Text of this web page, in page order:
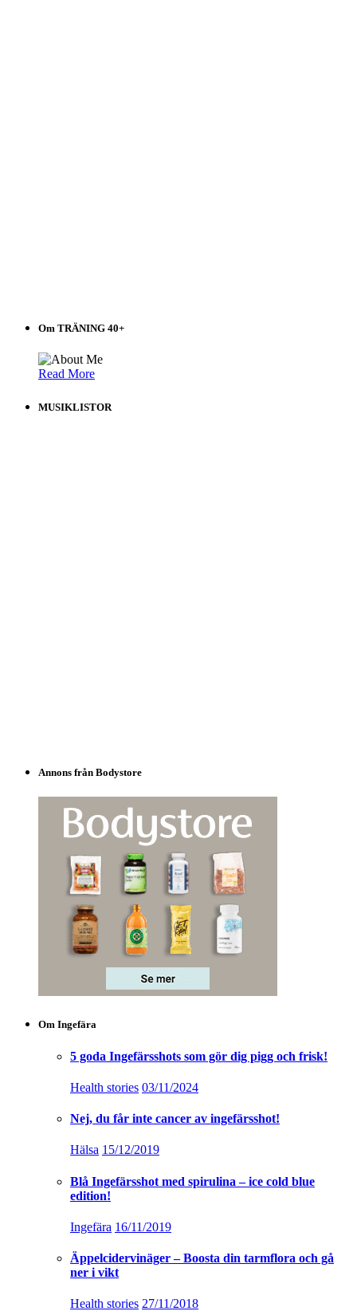
Om TRÄNING 40+
Read More
MUSIKLISTOR
Annons från Bodystore
Om Ingefära
5 goda Ingefärsshots som gör dig pigg och frisk!
Health stories 03/11/2024
Nej, du får inte cancer av ingefärsshot!
Hälsa 15/12/2019
Blå Ingefärsshot med spirulina – ice cold blue
edition!
Ingefära 16/11/2019
Äppelcidervinäger – Boosta din tarmflora och gå
ner i vikt
Health stories 27/11/2018